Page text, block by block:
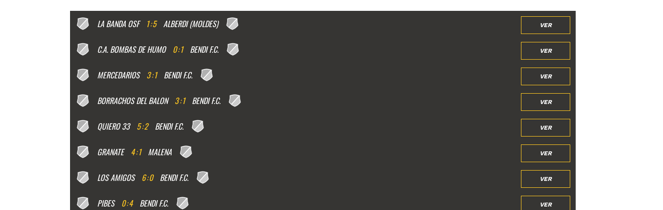
LA BANDA OSF 1:5 ALBERDI (MOLDES) VER
C.A. BOMBAS DE HUMO 0:1 BENDI F.C. VER
MERCEDARIOS 3:1 BENDI F.C. VER
BORRACHOS DEL BALON 3:1 BENDI F.C. VER
QUIERO 33 5:2 BENDI F.C. VER
GRANATE 4:1 MALENA VER
LOS AMIGOS 6:0 BENDI F.C. VER
PIBES 0:4 BENDI F.C. VER